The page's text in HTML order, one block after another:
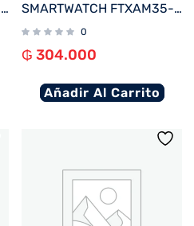
SMARTWATCH FTXAM35-RG 42MM ROSE GOLD%2FROSA ANDROID%2FIOS%2FBT%2FFREC. CARD%2FNOTIFICACIONES SMARTWATCH FTXAM35-GG 42MM GOLD%2FGRIS ANDROID%2FIOS%2FBT%2FFREC. CARD%2FNOTIFICACIONES
0
₲ 304.000
Añadir Al Carrito